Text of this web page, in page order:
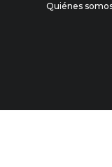
Quiénes